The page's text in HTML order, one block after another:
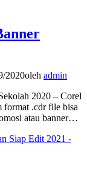
2020oleh admin
2020 – Corel
format .cdr file bisa
atau banner…